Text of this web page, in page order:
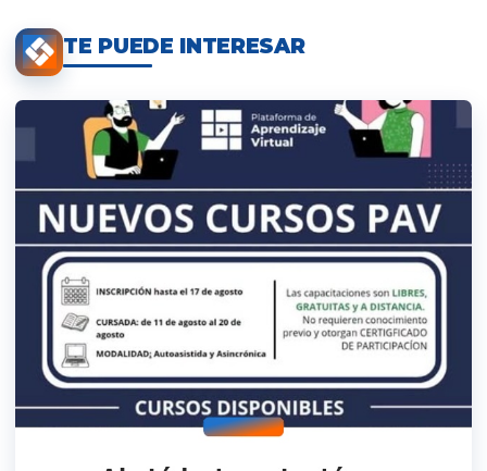
TE PUEDE INTERESAR